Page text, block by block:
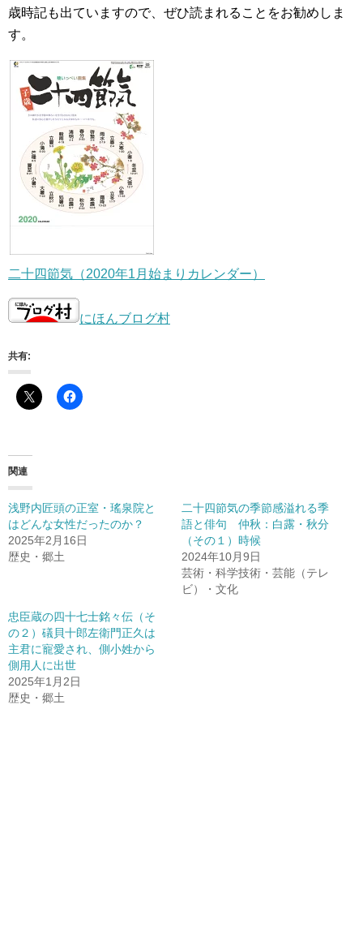
歳時記も出ていますので、ぜひ読まれることをお勧めしま
す。
二十四節気（2020年1月始まりカレンダー）
にほんブログ村
共有:
関連
浅野内匠頭の正室・瑤泉院と
はどんな女性だったのか？
2025年2月16日
歴史・郷土
二十四節気の季節感溢れる季
語と俳句 仲秋：白露・秋分
（その１）時候
2024年10月9日
芸術・科学技術・芸能（テレ
ビ）・文化
忠臣蔵の四十七士銘々伝（そ
の２）礒貝十郎左衛門正久は
主君に寵愛され、側小姓から
側用人に出世
2025年1月2日
歴史・郷土